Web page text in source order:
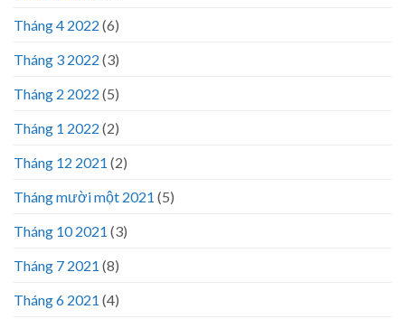
Tháng 4 2022 (6)
Tháng 3 2022 (3)
Tháng 2 2022 (5)
Tháng 1 2022 (2)
Tháng 12 2021 (2)
Tháng mười một 2021 (5)
Tháng 10 2021 (3)
Tháng 7 2021 (8)
Tháng 6 2021 (4)